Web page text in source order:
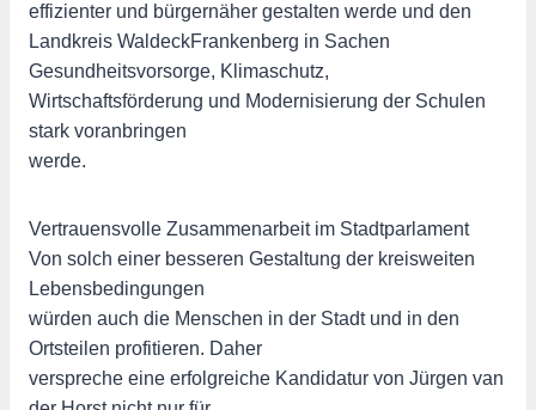
effizienter und bürgernäher gestalten werde und den
Landkreis WaldeckFrankenberg in Sachen
Gesundheitsvorsorge, Klimaschutz,
Wirtschaftsförderung und Modernisierung der Schulen
stark voranbringen
werde.
Vertrauensvolle Zusammenarbeit im Stadtparlament
Von solch einer besseren Gestaltung der kreisweiten
Lebensbedingungen
würden auch die Menschen in der Stadt und in den
Ortsteilen profitieren. Daher
verspreche eine erfolgreiche Kandidatur von Jürgen van